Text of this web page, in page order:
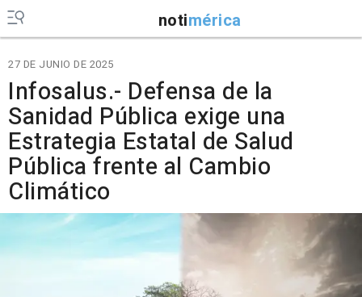
notimérica
27 DE JUNIO DE 2025
Infosalus.- Defensa de la
Sanidad Pública exige una
Estrategia Estatal de Salud
Pública frente al Cambio
Climático